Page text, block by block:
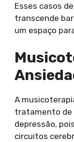
Esses casos
transcende
um espaço
A
tratamento de
depressão,
circuitos